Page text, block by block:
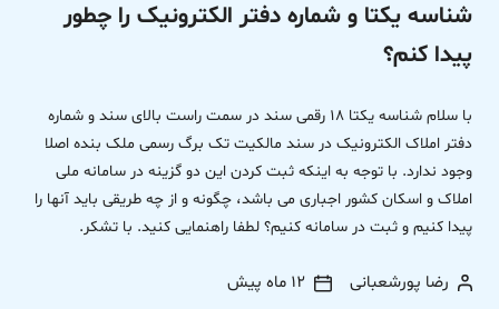
شناسه یکتا و شماره دفتر الکترونیک را چطور
پیدا کنم؟
با سلام شناسه یکتا 18 رقمی سند در سمت راست بالای سند و شماره
دفتر املاک الکترونیک در سند مالکیت تک برگ رسمی ملک بنده اصلا
وجود ندارد. با توجه به اینکه ثبت کردن این دو گزینه در سامانه ملی
املاک و اسکان کشور اجباری می باشد، چگونه و از چه طریقی باید آنها را
پیدا کنیم و ثبت در سامانه کنیم؟ لطفا راهنمایی کنید. با تشکر.
رضا پورشعبانی 12 ماه پیش